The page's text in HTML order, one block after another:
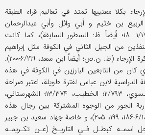
بكلا معنييها تمتد في تعاليم قراء الطبقة
بن خثيم و أبي وائل وأبي عبدالرحمان
السلمي (ظ: البخاري، ۱/۱۷- ۱۸؛ أيضاً ظ: السطور السابقة)، كما كانت
من الجيل الثاني في الكوفة مثل إبراهيم
التيمي تميل أيضاً إلى فكرة الإرجاء (ظ: ن.ص؛ أيضاً ابن سعد، ۶/۱۹۹-۲۰۰).
كان من التابعين البارزين في الكوفة في هذه
الدراسية لابن عباس لفترة طويلة، اعتبر صراحة
من أهل الإرجاء (ظ: البسوي، ۲/۷۹۳؛ الخطيب، ۱۳/۳۷۴؛ الشهرستاني،
الجور من الوجوه المشتركة بين رجال هذه
الطبقة (ظ: ابن سعد، ۶/۱۸۳-۱۸۶، ۱۹۹، ۲۰۵)، و خاصة جهاد سعيد بن جبير
كبطـل فـي التاريـخ (عـن تكـريمـه